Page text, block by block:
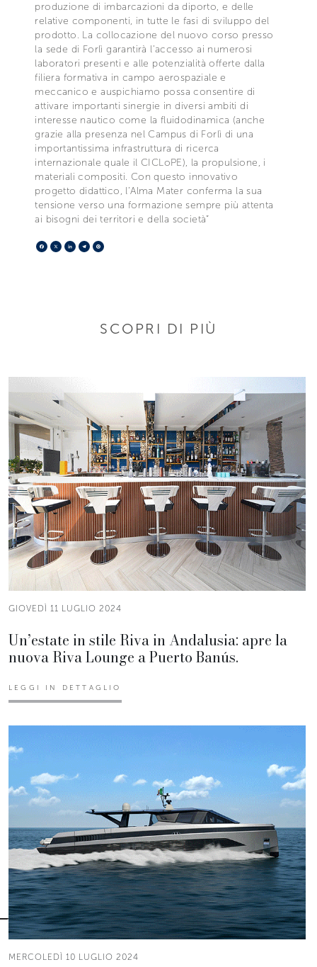
produzione di imbarcazioni da diporto, e delle
relative componenti, in tutte le fasi di sviluppo del
prodotto. La collocazione del nuovo corso presso
la sede di Forlì garantirà l’accesso ai numerosi
laboratori presenti e alle potenzialità offerte dalla
filiera formativa in campo aerospaziale e
meccanico e auspichiamo possa consentire di
attivare importanti sinergie in diversi ambiti di
interesse nautico come la fluidodinamica (anche
grazie alla presenza nel Campus di Forlì di una
importantissima infrastruttura di ricerca
internazionale quale il CICLoPE), la propulsione, i
materiali compositi. Con questo innovativo
progetto didattico, l’Alma Mater conferma la sua
tensione verso una formazione sempre più attenta
ai bisogni dei territori e della società”
Facebook
X LinkedIn
Telegram
SCOPRI DI PIÙ
GIOVEDÌ 11 LUGLIO 2024
Un’estate in stile Riva in Andalusia: apre la
nuova Riva Lounge a Puerto Banús.
LEGGI IN DETTAGLIO
MERCOLEDÌ 10 LUGLIO 2024